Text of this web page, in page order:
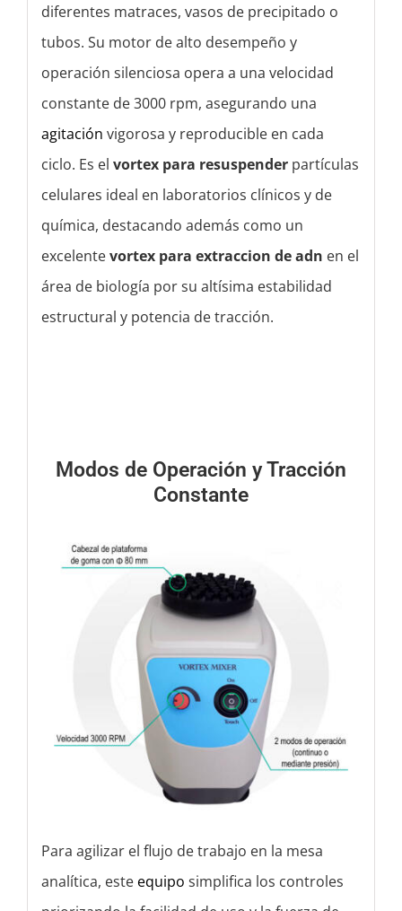
diferentes matraces, vasos de precipitado o
tubos. Su motor de alto desempeño y
operación silenciosa opera a una velocidad
constante de 3000 rpm, asegurando una
agitación vigorosa y reproducible en cada
ciclo. Es elvortex para resuspender partículas
celulares ideal en laboratorios clínicos y de
química, destacando además como un
excelentevortex para extraccion de adn en el
área de biología por su altísima estabilidad
estructural y potencia de tracción.
Modos de Operación y Tracción
Constante
Para agilizar el flujo de trabajo en la mesa
analítica, este equipo simplifica los controles